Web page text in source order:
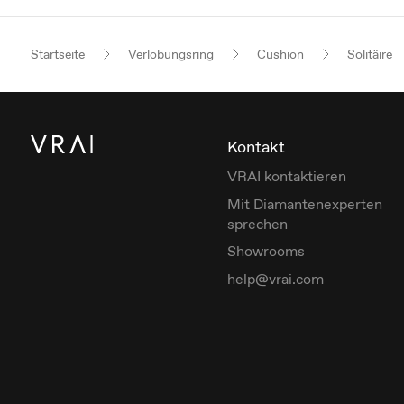
Startseite Verlobungsring Cushion Solitäire
Kontakt
VRAI kontaktieren
Mit Diamantenexperten
sprechen
Showrooms
help@vrai.com